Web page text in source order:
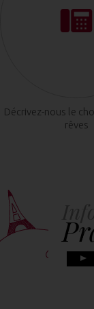
Décrivez-nous le
rêves